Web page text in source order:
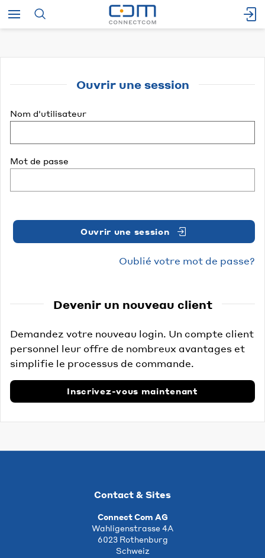
Ouvrir une session
Nom d'utilisateur
Mot de passe
Ouvrir une session
Oublié votre mot de passe?
Devenir un nouveau client
Demandez votre nouveau login. Un compte client
personnel leur offre de nombreux avantages et
simplifie le processus de commande.
Inscrivez-vous maintenant
Contact & Sites
Connect Com AG
Wahligenstrasse 4A
6023 Rothenburg
Schweiz